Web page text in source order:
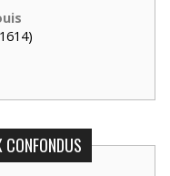
CONFONDUS